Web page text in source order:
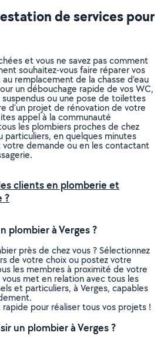
de services pour
et vous ne savez pas comment
souhaitez-vous faire réparer vos
remplacement de la chasse d’eau
un débouchage rapide de vos WC,
ou une pose de toilettes
d’un projet de rénovation de votre
appel à la communauté
les plombiers proches de chez
particuliers, en quelques minutes
demande ou en les contactant
clients en plomberie et
?
plombier à Verges ?
près de chez vous ? Sélectionnez
de votre choix ou postez votre
les membres à proximité de votre
vous met en relation avec tous les
et particuliers, à Verges, capables
pour réaliser tous vos projets !
un plombier à Verges ?